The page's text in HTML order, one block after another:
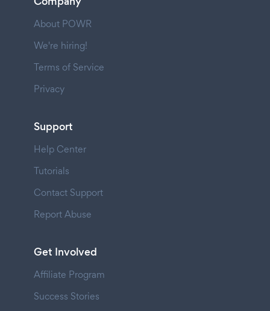
About POWR
We're hiring!
Terms of Service
Privacy
Support
Help Center
Tutorials
Contact Support
Report Abuse
Get Involved
Affiliate Program
Success Stories